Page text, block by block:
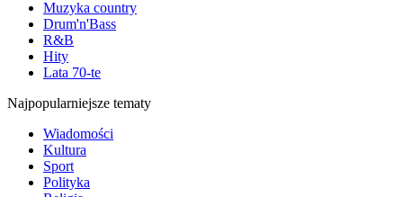
Muzyka country
Drum'n'Bass
R&B
Hity
Lata 70-te
Najpopularniejsze tematy
Wiadomości
Kultura
Sport
Polityka